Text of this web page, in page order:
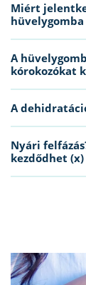
Miért
A
kórokozókat
A
Nyári
kezdődhet (x)